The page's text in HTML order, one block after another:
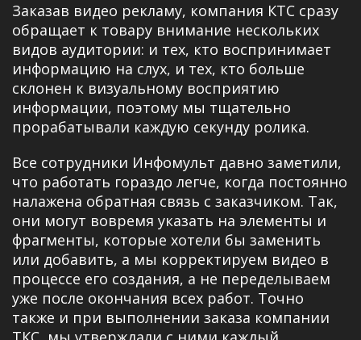
Заказав видео рекламу, компания КТС сразу
обращает к товару внимание нескольких
видов аудитории: и тех, кто воспринимает
информацию на слух, и тех, кто больше
склонен к визуальному восприятию
информации, поэтому мы тщательно
прорабатывали каждую секунду ролика.
Все сотрудники Инфомульт давно заметили,
что работать гораздо легче, когда постоянно
налажена обратная связь с заказчиком. Так,
они могут вовремя указать на элементы и
фрагменты, которые хотели бы заменить
или добавить, а мы корректируем видео в
процессе его создания, а не переделываем
уже после окончания всех работ. Точно
также и при выполнении заказа компании